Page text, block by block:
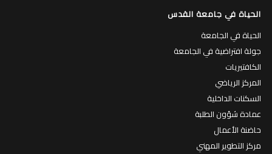
الحياة في جامعة القدس
الحياة في الجامعة
جولة افتراضية في الجامعة
الكافتيريات
المركز الرياضي
السكنات الداخلية
عمادة شؤون الطلبة
حاضنة الأعمال
مركز التطوير المهني